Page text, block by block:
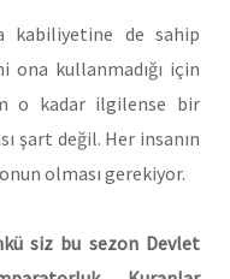
kabiliyetine de sahip
ona kullanmadığı için
o kadar ilgilense bir
şart değil. Her insanın
olması gerekiyor.
siz bu sezon Devlet